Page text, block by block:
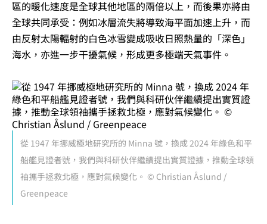
區的暖化速度是全球其他地區的兩倍以上，而後果亦將由
全球共同承受：例如冰層流失將導致海平面加速上升，而
由反射太陽輻射的白色冰雪變成吸收日照熱量的「深色」
海水，亦進一步干擾氣候，形成更多極端天氣事件。
從 1947 年挪威極地研究所的 Minna 號，換成 2024 年綠色和平
船艦見證者號，我們與科研伙伴繼續提出實質證據，推動全球領
袖攜手拯救北極，應對氣候變化。 © Christian Åslund /
Greenpeace